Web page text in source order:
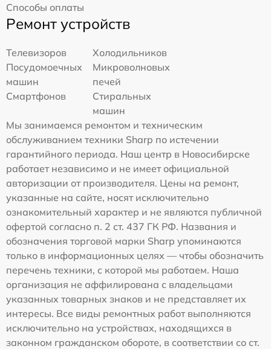
Способы оплаты
Ремонт устройств
Телевизоров
Холодильников
Посудомоечных
машин
Микроволновых
печей
Смартфонов
Стиральных
машин
Мы занимаемся ремонтом и техническим
обслуживанием техники Sharp по истечении
гарантийного периода. Наш центр в Новосибирске
работает независимо и не имеет официальной
авторизации от производителя. Цены на ремонт,
указанные на сайте, носят исключительно
ознакомительный характер и не являются публичной
офертой согласно п. 2 ст. 437 ГК РФ. Названия и
обозначения торговой марки Sharp упоминаются
только в информационных целях — чтобы обозначить
перечень техники, с которой мы работаем. Наша
организация не аффилирована с владельцами
указанных товарных знаков и не представляет их
интересы. Все виды ремонтных работ выполняются
исключительно на устройствах, находящихся в
законном гражданском обороте, в соответствии со ст.